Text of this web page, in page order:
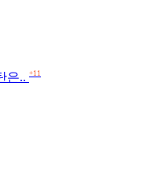
은.. +11